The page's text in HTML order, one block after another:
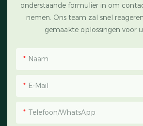
onderstaande formulier in om
nemen. Ons team zal snel
gemaakte oplossingen voor
Naam
E-Mail
Telefoon/WhatsApp